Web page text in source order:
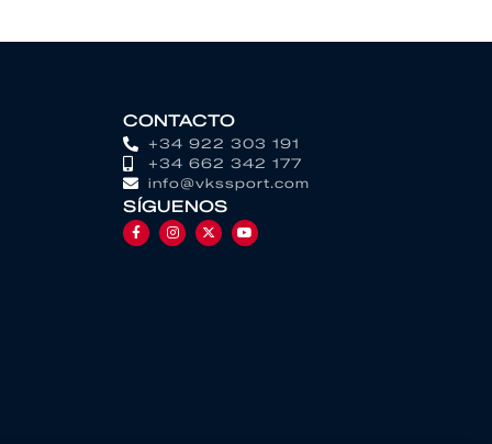
CONTACTO
+34 922 303 191
+34 662 342 177
info@vkssport.com
SÍGUENOS